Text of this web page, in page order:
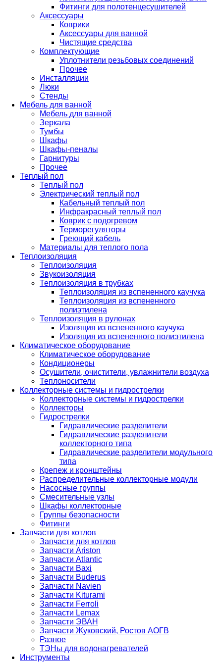
Фитинги для полотенцесушителей
Аксессуары
Коврики
Аксессуары для ванной
Чистящие средства
Комплектующие
Уплотнители резьбовых соединений
Прочее
Инсталляции
Люки
Стенды
Мебель для ванной
Мебель для ванной
Зеркала
Тумбы
Шкафы
Шкафы-пеналы
Гарнитуры
Прочее
Теплый пол
Теплый пол
Электрический теплый пол
Кабельный теплый пол
Инфракрасный теплый пол
Коврик с подогревом
Терморегуляторы
Греющий кабель
Материалы для теплого пола
Теплоизоляция
Теплоизоляция
Звукоизоляция
Теплоизоляция в трубках
Теплоизоляция из вспененного каучука
Теплоизоляция из вспененного
полиэтилена
Теплоизоляция в рулонах
Изоляция из вспененного каучука
Изоляция из вспененного полиэтилена
Климатическое оборудование
Климатическое оборудование
Кондиционеры
Осушители, очистители, увлажнители воздуха
Теплоносители
Коллекторные системы и гидрострелки
Коллекторные системы и гидрострелки
Коллекторы
Гидрострелки
Гидравлические разделители
Гидравлические разделители
коллекторного типа
Гидравлические разделители модульного
типа
Крепеж и кронштейны
Распределительные коллекторные модули
Насосные группы
Смесительные узлы
Шкафы коллекторные
Группы безопасности
Фитинги
Запчасти для котлов
Запчасти для котлов
Запчасти Ariston
Запчасти Atlantic
Запчасти Baxi
Запчасти Buderus
Запчасти Navien
Запчасти Kiturami
Запчасти Ferroli
Запчасти Lemax
Запчасти ЭВАН
Запчасти Жуковский, Ростов АОГВ
Разное
ТЭНы для водонагревателей
Инструменты